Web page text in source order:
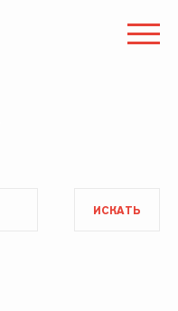
ИСКАТЬ